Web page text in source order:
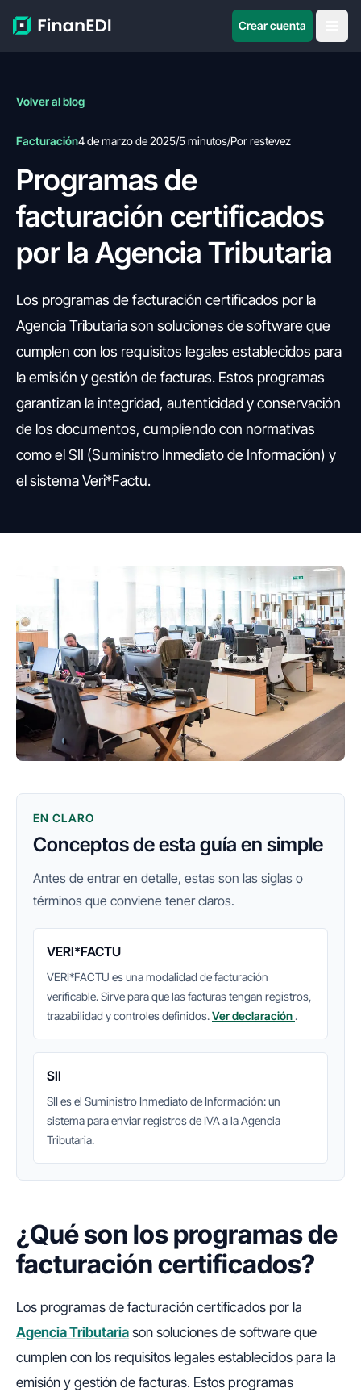
Crear cuenta
Volver al blog
Facturación4 de marzo de 2025/5 minutos/Por restevez
Programas de
facturación certificados
por la Agencia Tributaria
Los programas de facturación certificados por la
Agencia Tributaria son soluciones de software que
cumplen con los requisitos legales establecidos para
la emisión y gestión de facturas. Estos programas
garantizan la integridad, autenticidad y conservación
de los documentos, cumpliendo con normativas
como el SII (Suministro Inmediato de Información) y
el sistema Veri*Factu.
EN CLARO
Conceptos de esta guía en simple
Antes de entrar en detalle, estas son las siglas o
términos que conviene tener claros.
VERI*FACTU
VERI*FACTU es una modalidad de facturación
verificable. Sirve para que las facturas tengan registros,
trazabilidad y controles definidos.Ver declaración .
SII
SII es el Suministro Inmediato de Información: un
sistema para enviar registros de IVA a la Agencia
Tributaria.
¿Qué son los programas de
facturación certificados?
Los programas de facturación certificados por la
Agencia Tributaria son soluciones de software que
cumplen con los requisitos legales establecidos para la
emisión y gestión de facturas. Estos programas